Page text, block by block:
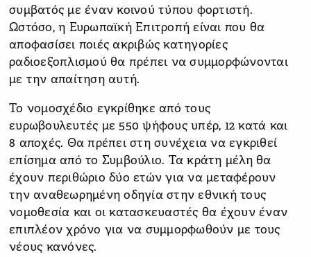
συμβατός με έναν κοινού τύπου φορτιστή.
Ωστόσο, η Ευρωπαϊκή Επιτροπή είναι που θα
αποφασίσει ποιές ακριβώς κατηγορίες
ραδιοεξοπλισμού θα πρέπει να συμμορφώνονται
με την απαίτηση αυτή.
Το νομοσχέδιο εγκρίθηκε από τους
ευρωβουλευτές με 550 ψήφους υπέρ, 12 κατά και
8 αποχές. Θα πρέπει στη συνέχεια να εγκριθεί
επίσημα από το Συμβούλιο. Τα κράτη μέλη θα
έχουν περιθώριο δύο ετών για να μεταφέρουν
την αναθεωρημένη οδηγία στην εθνική τους
νομοθεσία και οι κατασκευαστές θα έχουν έναν
επιπλέον χρόνο για να συμμορφωθούν με τους
νέους κανόνες.